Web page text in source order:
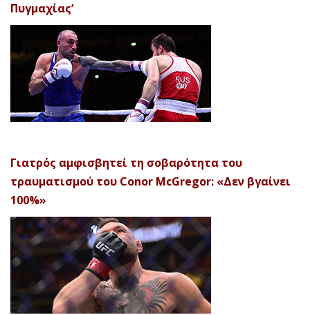
Πυγμαχίας’
Γιατρός αμφισβητεί τη σοβαρότητα του
τραυματισμού του Conor McGregor: «Δεν βγαίνει
100%»